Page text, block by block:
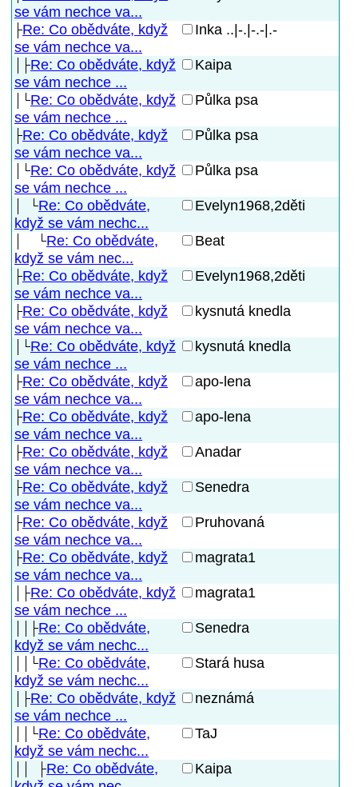
se vám nechce va...
Re: Co obědváte, když
se vám nechce va...
Inka ..|-.|-.-|.-
Re: Co obědváte, když
se vám nechce ...
Kaipa
Re: Co obědváte, když
se vám nechce ...
Půlka psa
Re: Co obědváte, když
se vám nechce va...
Půlka psa
Re: Co obědváte, když
se vám nechce ...
Půlka psa
Re: Co obědváte,
když se vám nechc...
Evelyn1968,2děti
Re: Co obědváte,
když se vám nec...
Beat
Re: Co obědváte, když
se vám nechce va...
Evelyn1968,2děti
Re: Co obědváte, když
se vám nechce va...
kysnutá knedla
Re: Co obědváte, když
se vám nechce ...
kysnutá knedla
Re: Co obědváte, když
se vám nechce va...
apo-lena
Re: Co obědváte, když
se vám nechce va...
apo-lena
Re: Co obědváte, když
se vám nechce va...
Anadar
Re: Co obědváte, když
se vám nechce va...
Senedra
Re: Co obědváte, když
se vám nechce va...
Pruhovaná
Re: Co obědváte, když
se vám nechce va...
magrata1
Re: Co obědváte, když
se vám nechce ...
magrata1
Re: Co obědváte,
když se vám nechc...
Senedra
Re: Co obědváte,
když se vám nechc...
Stará husa
Re: Co obědváte, když
se vám nechce ...
neznámá
Re: Co obědváte,
když se vám nechc...
TaJ
Re: Co obědváte,
Kaipa